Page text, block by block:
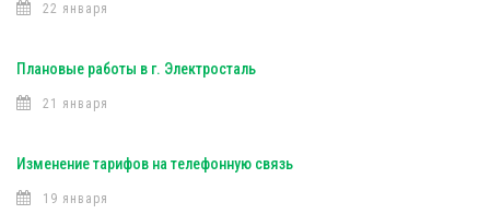
22 января
Плановые работы в г. Электросталь
21 января
Изменение тарифов на телефонную связь
19 января